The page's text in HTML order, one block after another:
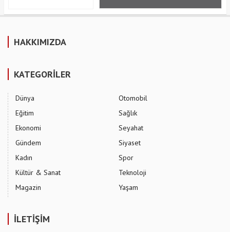
HAKKIMIZDA
KATEGORİLER
Dünya
Eğitim
Ekonomi
Gündem
Kadın
Kültür & Sanat
Magazin
Otomobil
Sağlık
Seyahat
Siyaset
Spor
Teknoloji
Yaşam
İLETİŞİM